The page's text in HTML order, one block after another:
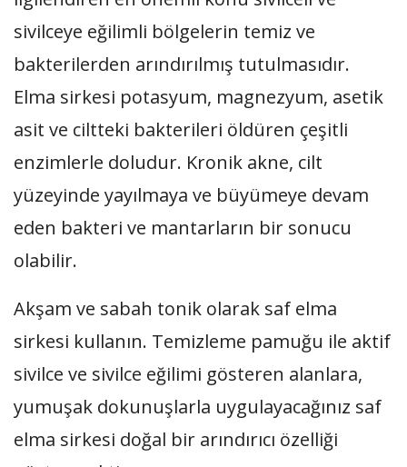
sivilceye eğilimli bölgelerin temiz ve
bakterilerden arındırılmış tutulmasıdır.
Elma sirkesi potasyum, magnezyum, asetik
asit ve ciltteki bakterileri öldüren çeşitli
enzimlerle doludur. Kronik akne, cilt
yüzeyinde yayılmaya ve büyümeye devam
eden bakteri ve mantarların bir sonucu
olabilir.
Akşam ve sabah tonik olarak saf elma
sirkesi kullanın. Temizleme pamuğu ile aktif
sivilce ve sivilce eğilimi gösteren alanlara,
yumuşak dokunuşlarla uygulayacağınız saf
elma sirkesi doğal bir arındırıcı özelliği